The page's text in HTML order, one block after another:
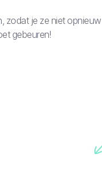
zodat je ze niet opnieuw
gebeuren!